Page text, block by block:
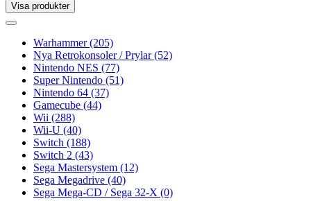
Visa produkter
Toggle
Toggle
navigationWarhammer(205)
Nya Retrokonsoler / Prylar(52)
Nintendo NES (77)
Super Nintendo (51)
Nintendo 64 (37)
Gamecube (44)
Wii (288)
Wii-U (40)
Switch (188)
Switch 2 (43)
Sega Mastersystem (12)
Sega Megadrive (40)
Sega Mega-CD / Sega 32-X (0)